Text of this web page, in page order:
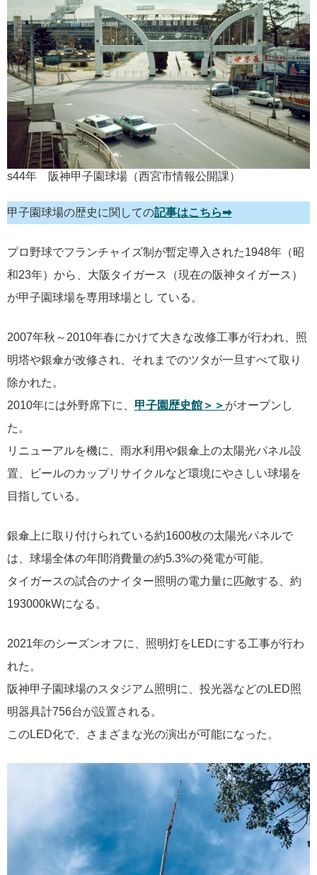
s44年 阪神甲子園球場（西宮市情報公開課）
甲子園球場の歴史に関しての記事はこちら➡
プロ野球でフランチャイズ制が暫定導入された1948年（昭
和23年）から、大阪タイガース（現在の阪神タイガース）
が甲子園球場を専用球場とし ている。
2007年秋～2010年春にかけて大きな改修工事が行われ、照
明塔や銀傘が改修され、それまでのツタが一旦すべて取り
除かれた。
2010年には外野席下に、 甲子園歴史館＞＞ がオープンし
た。
リニューアルを機に、雨水利用や銀傘上の太陽光パネル設
置、ビールのカップリサイクルなど環境にやさしい球場を
目指している。
銀傘上に取り付けられている約1600枚の太陽光パネルで
は、球場全体の年間消費量の約5.3%の発電が可能。
タイガースの試合のナイター照明の電力量に匹敵する、約
193000kWになる。
2021年のシーズンオフに、照明灯をLEDにする工事が行わ
れた。
阪神甲子園球場のスタジアム照明に、投光器などのLED照
明器具計756台が設置される。
このLED化で、さまざまな光の演出が可能になった。